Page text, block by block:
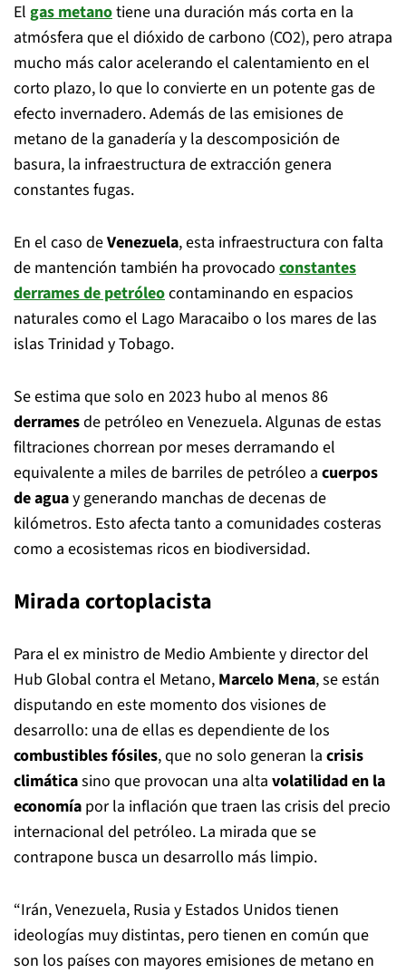
El gas metanotiene una duración más corta en la
atmósfera que el dióxido de carbono (CO2), pero atrapa
mucho más calor acelerando el calentamiento en el
corto plazo, lo que lo convierte en un potente gas de
efecto invernadero. Además de las emisiones de
metano de la ganadería y la descomposición de
basura, la infraestructura de extracción genera
constantes fugas.
En el caso deVenezuela, esta infraestructura con falta
de mantención también ha provocado constantes
derrames de petróleocontaminando en espacios
naturales como el Lago Maracaibo o los mares de las
islas Trinidad y Tobago.
Se estima que solo en 2023 hubo al menos 86
derramesde petróleo en Venezuela. Algunas de estas
filtraciones chorrean por meses derramando el
equivalente a miles de barriles de petróleo a cuerpos
de aguay generando manchas de decenas de
kilómetros. Esto afecta tanto a comunidades costeras
como a ecosistemas ricos en biodiversidad.
Mirada cortoplacista
Para el ex ministro de Medio Ambiente y director del
Hub Global contra el Metano, Marcelo Mena, se están
disputando en este momento dos visiones de
desarrollo: una de ellas es dependiente de los
combustibles fósiles, que no solo generan la crisis
climáticasino que provocan una alta volatilidad en la
economía por la inflación que traen las crisis del precio
internacional del petróleo. La mirada que se
contrapone busca un desarrollo más limpio.
“Irán, Venezuela, Rusia y Estados Unidos tienen
ideologías muy distintas, pero tienen en común que
son los países con mayores emisiones de metano en